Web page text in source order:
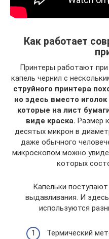
Как работает
Принтеры работают
капель чернил с
струйного принтера
но здесь вместо
которые на лист
виде краска. Размер
десятых микрон в
даже обычного
микроскопом можно
которых
Капельки
выдавливания. И
используются
Термический